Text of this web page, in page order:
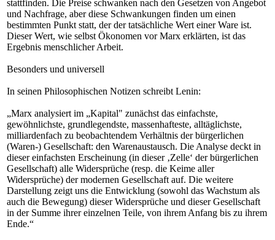
stattfinden. Die Preise schwanken nach den Gesetzen von Angebot
und Nachfrage, aber diese Schwankungen finden um einen
bestimmten Punkt statt, der der tatsächliche Wert einer Ware ist.
Dieser Wert, wie selbst Ökonomen vor Marx erklärten, ist das
Ergebnis menschlicher Arbeit.
Besonders und universell
In seinen Philosophischen Notizen schreibt Lenin:
„Marx analysiert im „Kapital" zunächst das einfachste,
gewöhnlichste, grundlegendste, massenhafteste, alltäglichste,
milliardenfach zu beobachtendem Verhältnis der bürgerlichen
(Waren-) Gesellschaft: den Warenaustausch. Die Analyse deckt in
dieser einfachsten Erscheinung (in dieser ‚Zelle‘ der bürgerlichen
Gesellschaft) alle Widersprüche (resp. die Keime aller
Widersprüche) der modernen Gesellschaft auf. Die weitere
Darstellung zeigt uns die Entwicklung (sowohl das Wachstum als
auch die Bewegung) dieser Widersprüche und dieser Gesellschaft
in der Summe ihrer einzelnen Teile, von ihrem Anfang bis zu ihrem
Ende.“